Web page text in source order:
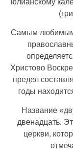
юлианскому
Самым любимым
Христово
предел
годы
Название
двенадцать.
церкви,